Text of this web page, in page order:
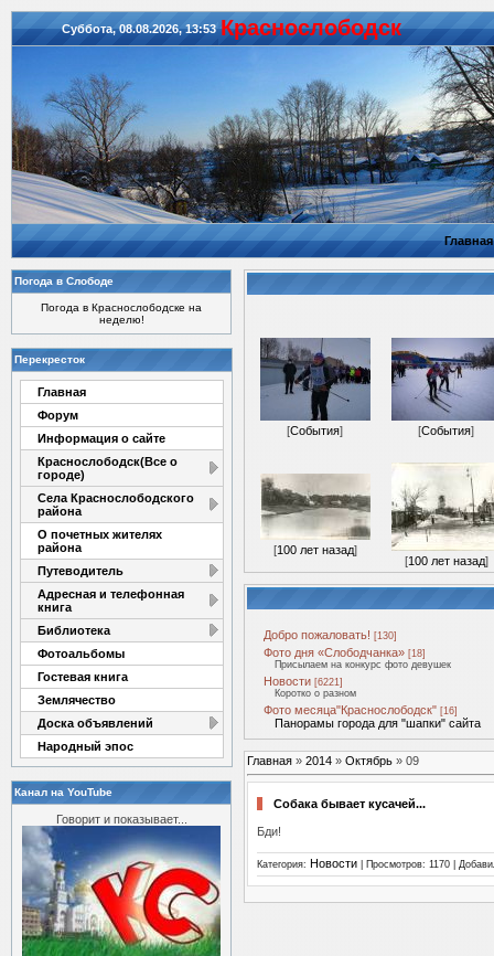
Суббота, 08.08.2026, 13:53 Красноcлободск
Главная
Погода в Слободе
Погода в Краснослободске на
неделю!
Перекресток
Главная
Форум
Информация о сайте
Краснослободск(Все о
городе)
Села Краснослободского
района
О почетных жителях
района
Путеводитель
Адресная и телефонная
книга
Библиотека
Фотоальбомы
Гостевая книга
Землячество
Доска объявлений
Народный эпос
Канал на YouTube
Говорит и показывает...
[События] [События]
[100 лет назад]
[100 лет назад]
Добро пожаловать! [130]
Фото дня «Слободчанка» [18]
Присылаем на конкурс фото девушек
Новости [6221]
Коротко о разном
Фото месяца"Краснослободск" [16]
Панорамы города для "шапки" сайта
Главная » 2014 » Октябрь » 09
Собака бывает кусачей...
Бди!
Категория: Новости | Просмотров: 1170 |